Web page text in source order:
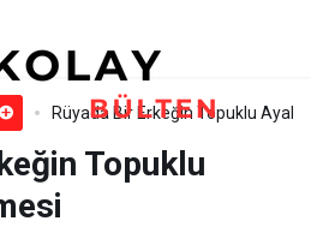
Rüyada Bir Erkeğin Topuklu
Topuklu
Bir Erkeğin Sana
Paylaş